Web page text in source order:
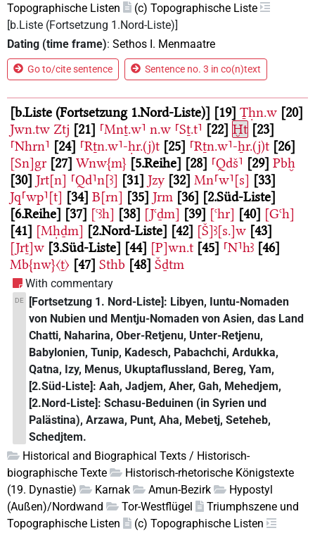
Topographische Listen
(c) Topographische Liste
[b.Liste (Fortsetzung 1.Nord-Liste)]
Dating (time frame): Sethos I. Menmaatre
Go to/cite sentence Sentence no. 3 in co(n)text
b.Liste (Fortsetzung 1.Nord-Liste) 19 Ṯḥn.w 20
Jwn.tw Ztj 21 ⸢Mnṯ.w⸣ n.w ⸢Sṯ.t⸣ 22 Ḫt 23
⸢Nhrn⸣
24 ⸢Rṯn.w⸣-ḥr.(j)t 25 ⸢Rṯn.w⸣-ẖr.(j)t 26
[Sn]gr 27 Wnw{m} 5.Reihe 28 ⸢Qdš⸣ 29 Pbḫ
30 Jrt[n] ⸢Qd⸣n[ꜣ] 31 Jzy 32 Mn⸢w⸣[s]
33
Jq⸢wp⸣[t]
34 B[rn] 35 Jrm 36
2.Süd-Liste
6.Reihe
37 [ꜥꜣh] 38 [Jꜥḏm] 39 [ꜥhr] 40
[Gꜥh]
41
[Mḥḏm] 2.Nord-Liste 42 [Š]ꜣ[s.]w 43
[Jrṯ]w 3.Süd-Liste 44 [P]wn.t 45 ⸢N⸣hꜣ 46
Mb{nw}〈ṯ〉 47 Sthb 48 Šḏtm
With commentary
DE
[Fortsetzung 1. Nord-Liste]: Libyen, Iuntu-Nomaden
von Nubien und Mentju-Nomaden von Asien, das Land
Chatti, Naharina, Ober-Retjenu, Unter-Retjenu,
Babylonien, Tunip, Kadesch, Pabachchi, Ardukka,
Qatna, Izy, Menus, Ukuptaflussland, Bereg, Yam,
[2.Süd-Liste]: Aah, Jadjem, Aher, Gah, Mehedjem,
[2.Nord-Liste]: Schasu-Beduinen (in Syrien und
Palästina), Arzawa, Punt, Aha, Mebetj, Seteheb,
Schedjtem.
Historical and Biographical Texts / Historisch-
biographische Texte
Historisch-rhetorische Königstexte
(19. Dynastie)
Karnak Amun-Bezirk
Hypostyl
(Außen)/Nordwand
Tor-Westflügel
Triumphszene und
Topographische Listen
(c) Topographische Listen